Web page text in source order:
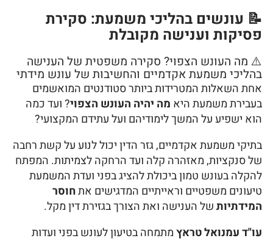
📝 עונשים בהליכי משמעת: סקירת
פסיקות וענישה מקובלת
⚠️ מה העונש הצפוי? סקירה משפטית של הענישה
בהליכי משמעת אקדמיים והחשיבות של עונש מידתי
אחת השאלות המטרידות ביותר סטודנטים המואשמים
בעבירת משמעת היא מה יהיה העונש הצפוי? ועד כמה
הוא ישפיע על המשך לימודיהם ועל עתידם המקצועי?
בתיקי משמעת אקדמיים, גזר הדין יכול לנוע על קשת רחבה
של סנקציות, מאזהרה קלה ועד הרחקה לצמיתות. המפתח
להקלה בעונש טמון ביכולת להציג בפני ועדת המשמעת
טיעונים משפטיים וראייתיים המדגישים אתחוסר
המידתיותשל הענישה ואת הצורך בגזירת דין מקל.
עו"ד עמנואל טראץמתמחה בטיעון לעונש בפני ועדות